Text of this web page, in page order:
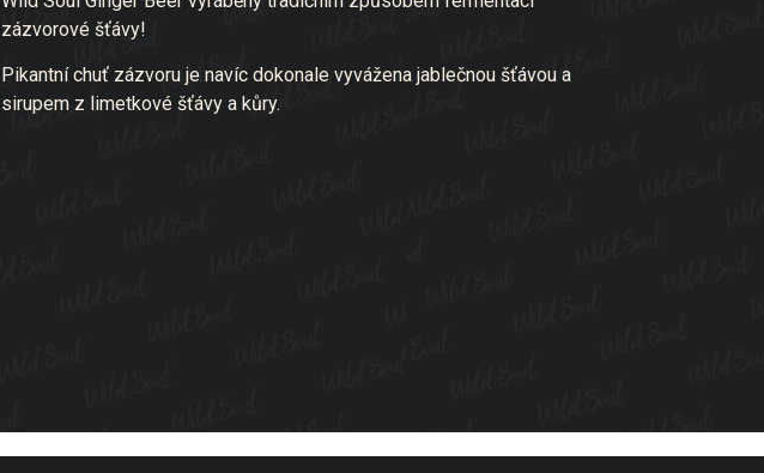
zázvorové šťávy!
Pikantní chuť zázvoru je navíc dokonale vyvážena jablečnou šťávou a
sirupem z limetkové šťávy a kůry.